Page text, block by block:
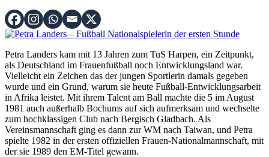
Petra Landers kam mit 13 Jahren zum TuS Harpen, ein Zeitpunkt,
als Deutschland im Frauenfußball noch Entwicklungsland war.
Vielleicht ein Zeichen das der jungen Sportlerin damals gegeben
wurde und ein Grund, warum sie heute Fußball-Entwicklungsarbeit
in Afrika leistet. Mit ihrem Talent am Ball machte die 5 im August
1981 auch außerhalb Bochums auf sich aufmerksam und wechselte
zum hochklassigen Club nach Bergisch Gladbach. Als
Vereinsmannschaft ging es dann zur WM nach Taiwan, und Petra
spielte 1982 in der ersten offiziellen Frauen-Nationalmannschaft, mit
der sie 1989 den EM-Titel gewann.